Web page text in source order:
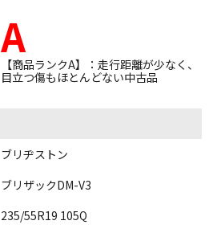
A
【商品ランクA】：走行距離が少なく、
目立つ傷もほとんどない中古品
ブリヂストン
ブリザックDM-V3
235/55R19 105Q